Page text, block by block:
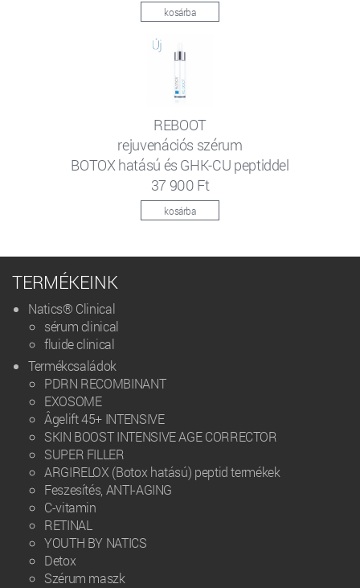
kosárba
REBOOT
rejuvenációs szérum
BOTOX hatású és GHK-CU peptiddel
37 900 Ft
kosárba
TERMÉKEINK
Natics® Clinical
sérum clinical
fluide clinical
Termékcsaládok
PDRN RECOMBINANT
EXOSOME
Âgelift 45+ INTENSIVE
SKIN BOOST INTENSIVE AGE CORRECTOR
SUPER FILLER
ARGIRELOX (Botox hatású) peptid termékek
Feszesítés, ANTI-AGING
C-vitamin
RETINAL
YOUTH BY NATICS
Detox
Szérum maszk